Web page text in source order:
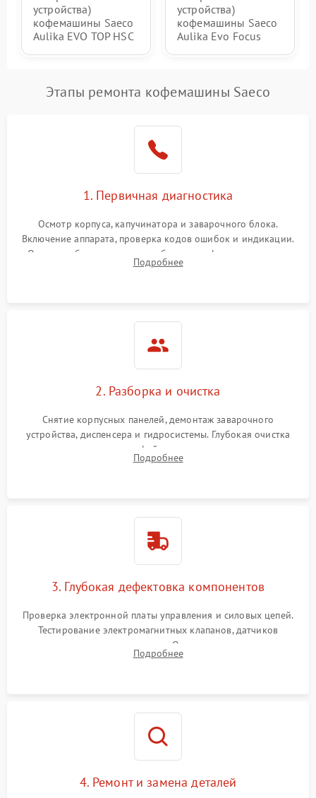
устройства)
кофемашины Saeco
Aulika EVO TOP HSC
устройства)
кофемашины Saeco
Aulika Evo Focus
Этапы ремонта кофемашины Saeco
1. Первичная диагностика
Осмотр корпуса, капучинатора и заварочного блока.
Включение аппарата, проверка кодов ошибок и индикации.
Оценка работы помпы, термоблока и кофемолки на слух.
Измерение температуры и давления воды для выявления
Подробнее
2. Разборка и очистка
Снятие корпусных панелей, демонтаж заварочного
устройства, диспенсера и гидросистемы. Глубокая очистка
внутренних узлов от кофейных масел, жмыха и накипи.
Промывка дренажных каналов и фильтров с использованием
Подробнее
3. Глубокая дефектовка компонентов
Проверка электронной платы управления и силовых цепей.
Тестирование электромагнитных клапанов, датчиков
температуры и расходомера. Оценка степени износа
жерновов кофемолки, уплотнительных колец гидросистемы
Подробнее
4. Ремонт и замена деталей